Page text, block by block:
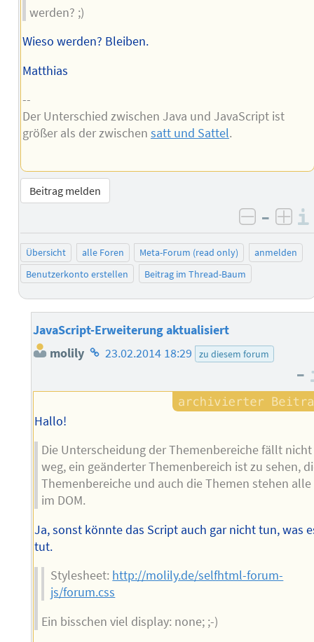
werden? ;)
Wieso werden? Bleiben.
Matthias
--
Der Unterschied zwischen Java und JavaScript ist
größer als der zwischen satt und Sattel.
Beitrag melden
negativ
–
Übersicht alle Foren Meta-Forum (read only)
anmelden
Benutzerkonto erstellen
Beitrag im Thread-Baum
JavaScript-Erweiterung aktualisiert
molily Homepage
Autors
23.02.2014 18:29 zu diesem forum
–
Hallo!
Die Unterscheidung der Themenbereiche fällt nicht
weg, ein geänderter Themenbereich ist zu sehen,
Themenbereiche und auch die Themen stehen alle
im DOM.
Ja, sonst könnte das Script auch gar nicht tun, was
tut.
Stylesheet: http://molily.de/selfhtml-forum-
js/forum.css
Ein bisschen viel display: none; ;-)